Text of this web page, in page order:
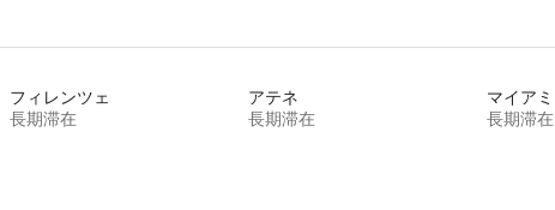
フィレンツェ
長期滞在
アテネ
長期滞在
マイアミ
長期滞在